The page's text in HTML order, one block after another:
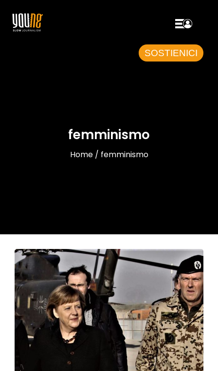
SOSTIENICI
femminismo
Home / femminismo